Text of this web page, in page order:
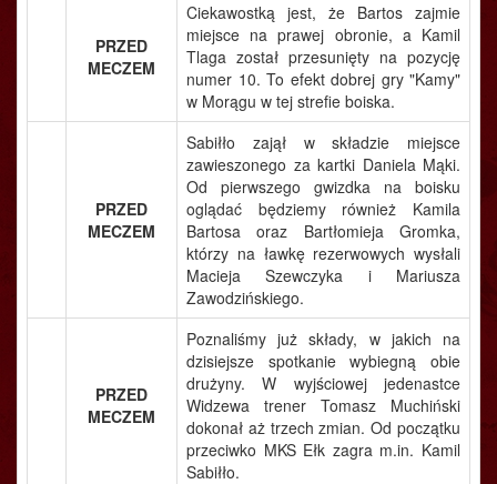
PRZED
MECZEM
Ciekawostką jest, że Bartos zajmie
miejsce na prawej obronie, a Kamil
Tlaga został przesunięty na pozycję
numer 10. To efekt dobrej gry "Kamy"
w Morągu w tej strefie boiska.
PRZED
MECZEM
Sabiłło zajął w składzie miejsce
zawieszonego za kartki Daniela Mąki.
Od pierwszego gwizdka na boisku
oglądać będziemy również Kamila
Bartosa oraz Bartłomieja Gromka,
którzy na ławkę rezerwowych wysłali
Macieja Szewczyka i Mariusza
Zawodzińskiego.
PRZED
MECZEM
Poznaliśmy już składy, w jakich na
dzisiejsze spotkanie wybiegną obie
drużyny. W wyjściowej jedenastce
Widzewa trener Tomasz Muchiński
dokonał aż trzech zmian. Od początku
przeciwko MKS Ełk zagra m.in. Kamil
Sabiłło.